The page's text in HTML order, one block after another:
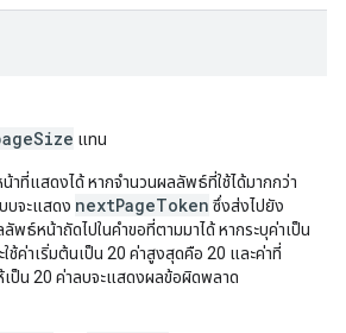
แทน
ที่แสดงได้ หากจำนวนผลลัพธ์ที่ใช้ได้มากกว่า
บจะแสดง nextPageToken ซึ่งส่งไปยัง
พธ์หน้าถัดไปในคำขอที่ตามมาได้ หากระบุค่าเป็น
ใช้ค่าเริ่มต้นเป็น 20 ค่าสูงสุดคือ 20 และค่าที่
เป็น 20 ค่าลบจะแสดงผลข้อผิดพลาด